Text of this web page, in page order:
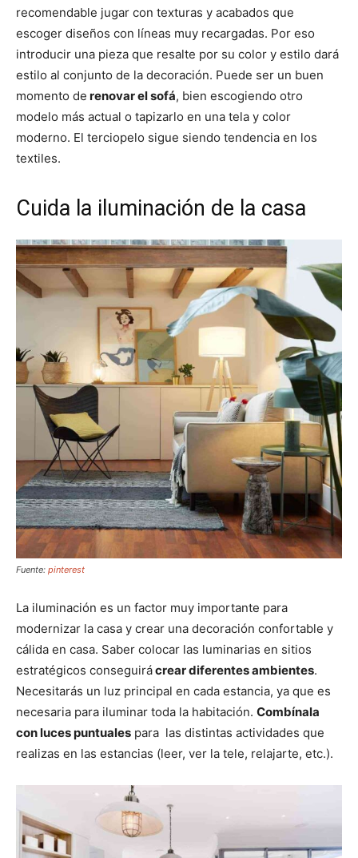
recomendable jugar con texturas y acabados que
escoger diseños con líneas muy recargadas. Por eso
introducir una pieza que resalte por su color y estilo dará
estilo al conjunto de la decoración. Puede ser un buen
momento de renovar el sofá, bien escogiendo otro
modelo más actual o tapizarlo en una tela y color
moderno. El terciopelo sigue siendo tendencia en los
textiles.
Cuida la iluminación de la casa
Fuente: pinterest
La iluminación es un factor muy importante para
modernizar la casa y crear una decoración confortable y
cálida en casa. Saber colocar las luminarias en sitios
estratégicos conseguirácrear diferentes ambientes.
Necesitarás un luz principal en cada estancia, ya que es
necesaria para iluminar toda la habitación. Combínala
con luces puntuales para las distintas actividades que
realizas en las estancias (leer, ver la tele, relajarte, etc.).